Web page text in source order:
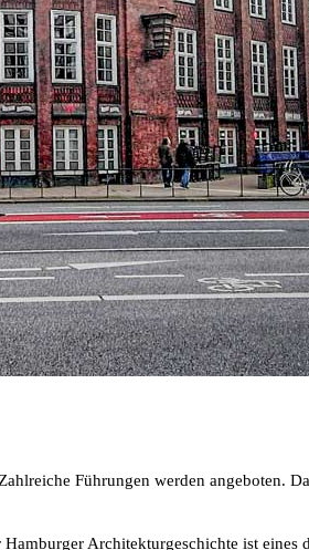
Führungen werden angeboten.
Architekturgeschichte ist eines